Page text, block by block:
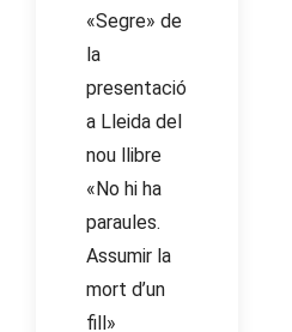
«Segre» de
la
presentació
a Lleida del
nou llibre
«No hi ha
paraules.
Assumir la
mort d’un
fill»